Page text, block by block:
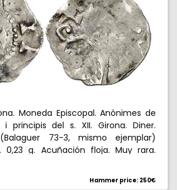
Moneda Episcopal. Anònimes de
principis del s. XII. Girona. Diner.
73-3, mismo ejemplar)
0,23 g. Acuñación floja. Muy rara.
Hammer price: 250€